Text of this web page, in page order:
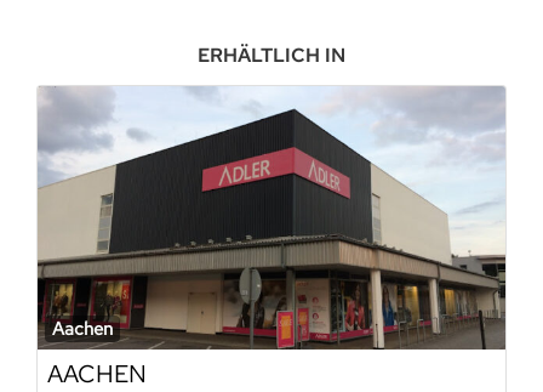
ERHÄLTLICH IN
Aachen
AACHEN